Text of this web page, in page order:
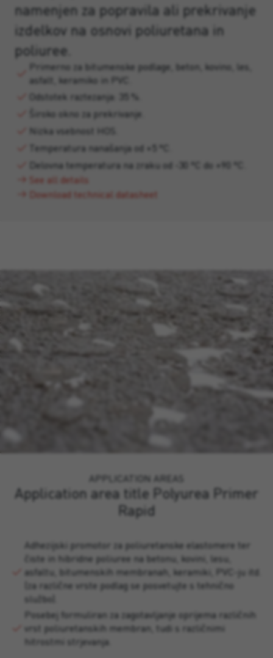
namenjen za popravila ali prekrivanje
izdelkov na osnovi poliuretana in
poliuree.
Primerno za bitumenske podlage, beton, kovino, les,
asfalt, keramiko in PVC.
Odstotek raztezanja: 35 %.
Široko okno za prekrivanje.
Nizka vsebnost HOS.
Temperatura nanašanja od +5 °C.
Delovna temperatura na zraku od -30 °C do +90 °C.
See all details
Download technical datasheet
APPLICATION AREAS
Application area title Polyurea Primer
Rapid
Adhezijski promotor za poliuretanske elastomere ter
čiste in hibridne poliuree na betonu, kovini, lesu,
asfaltu, bitumenskih membranah, keramiki, PVC-ju itd.
(za različne vrste podlag se posvetujte s tehnično
službo).
Posebej formuliran za zagotavljanje oprijema različnih
vrst poliuretanskih membran, tudi s različnimi
hitrostmi strjevanja.